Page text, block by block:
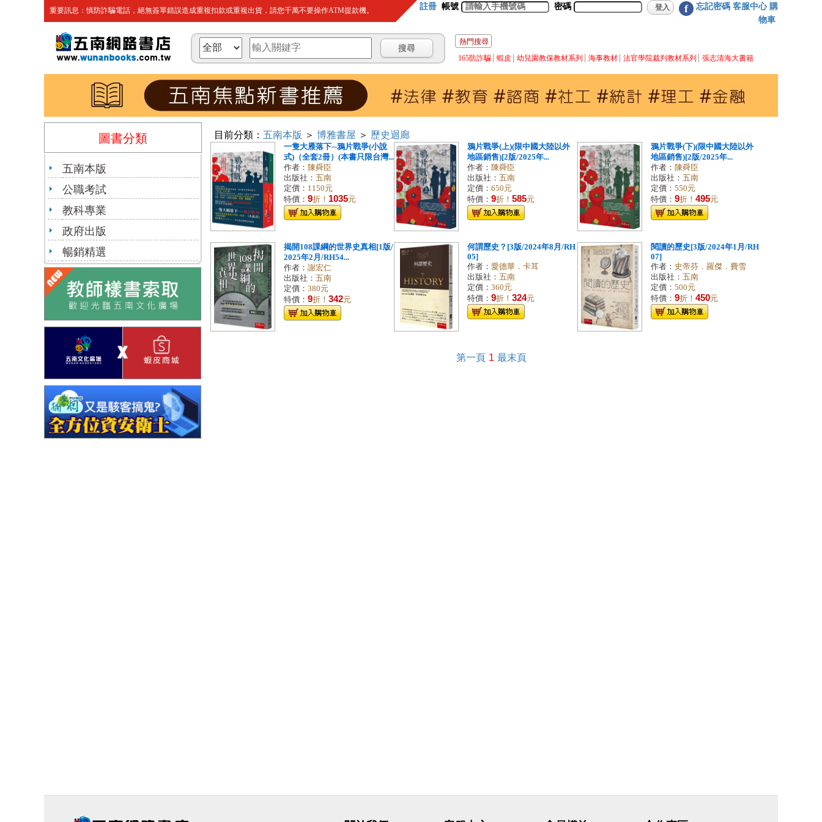
重要訊息：慎防詐騙電話，絕無簽單錯誤造成重複扣款或重複出貨，請您千萬不要操作ATM提款機。 註冊 帳號 密碼 f 忘記密碼 客服中心 購
物車
熱門搜尋
165防詐騙
蝦皮 幼兒園教保教材系列 海事教材 法官學院裁判教材系列 張志清海大書籍
圖書分類
五南本版
公職考試
教科專業
政府出版
暢銷精選
目前分類： 五南本版 ＞ 博雅書屋 ＞ 歷史迴廊
一隻大雁落下─鴉片戰爭(小說
式)（全套2冊）(本書只限台灣...
作者： 陳舜臣
出版社： 五南
定價： 1150元
特價： 9折！ 1035元
鴉片戰爭(上)(限中國大陸以外
地區銷售)[2版/2025年...
作者： 陳舜臣
出版社： 五南
定價： 650元
特價： 9折！ 585元
鴉片戰爭(下)(限中國大陸以外
地區銷售)[2版/2025年...
作者： 陳舜臣
出版社： 五南
定價： 550元
特價： 9折！ 495元
揭開108課綱的世界史真相[1版/
2025年2月/RH54...
作者： 謝宏仁
出版社： 五南
定價： 380元
特價： 9折！ 342元
何謂歷史？[3版/2024年8月/RH
05]
作者： 愛德華．卡耳
出版社： 五南
定價： 360元
特價： 9折！ 324元
閱讀的歷史[3版/2024年1月/RH
07]
作者： 史帝芬．羅傑．費雪
出版社： 五南
定價： 500元
特價： 9折！ 450元
第一頁 1 最末頁